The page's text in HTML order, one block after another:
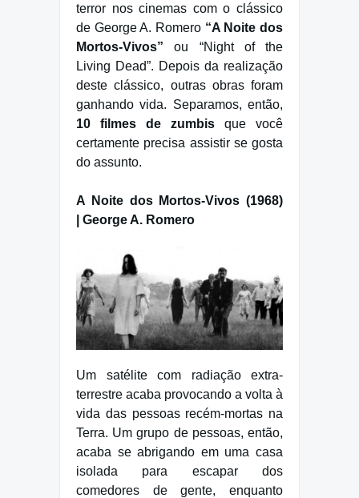
terror nos cinemas com o clássico
de George A. Romero “A Noite dos
Mortos-Vivos” ou “Night of the
Living Dead”. Depois da realização
deste clássico, outras obras foram
ganhando vida. Separamos, então,
10 filmes de zumbis que você
certamente precisa assistir se gosta
do assunto.
A Noite dos Mortos-Vivos (1968)
| George A. Romero
Um satélite com radiação extra-
terrestre acaba provocando a volta à
vida das pessoas recém-mortas na
Terra. Um grupo de pessoas, então,
acaba se abrigando em uma casa
isolada para escapar dos
comedores de gente, enquanto